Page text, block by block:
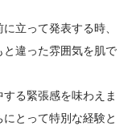
立って発表する時、
違った雰囲気を肌で
る緊張感を味わえま
とって特別な経験と